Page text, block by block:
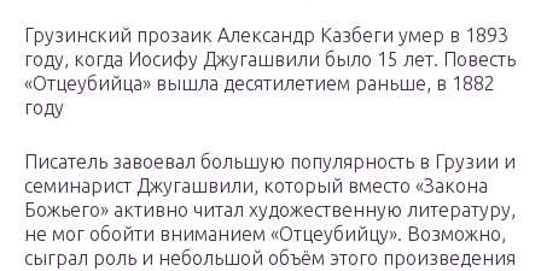
Грузинский прозаик Александр Казбеги умер в 1893
году, когда Иосифу Джугашвили было 15 лет. Повесть
«Отцеубийца» вышла десятилетием раньше, в 1882
году
Писатель завоевал большую популярность в Грузии и
семинарист Джугашвили, который вместо «Закона
Божьего» активно читал художественную литературу,
не мог обойти вниманием «Отцеубийцу». Возможно,
сыграл роль и небольшой объём этого произведения